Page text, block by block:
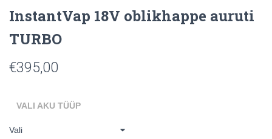
InstantVap 18V oblikhappe auruti
TURBO
€395,00
VALI AKU TÜÜP